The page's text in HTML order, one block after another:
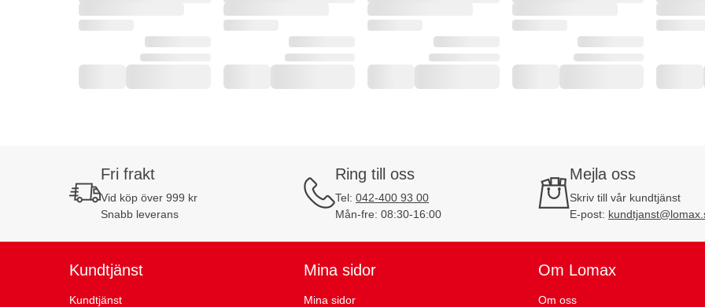
Fri frakt
Vid köp över 999 kr
Snabb leverans
Ring till oss
Tel: 042-400 93 00
Mån-fre: 08:30-16:00
Mejla oss
Skriv till vår kundtjänst
E-post:
Kundtjänst
Kundtjänst
Mina sidor
Mina sidor
Om Lomax
Om oss